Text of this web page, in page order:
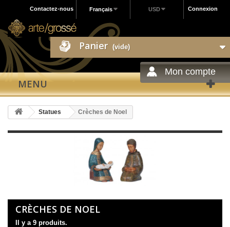
Connexion
USD
Français
Contactez-nous
Panier (vide)
Mon compte
MENU
Statues Crèches de Noel
CRÈCHES DE NOEL
Il y a 9 produits.